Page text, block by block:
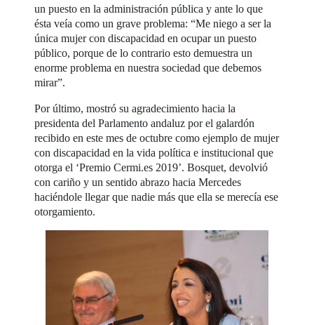
un puesto en la administración pública y ante lo que
ésta veía como un grave problema: “Me niego a ser la
única mujer con discapacidad en ocupar un puesto
público, porque de lo contrario esto demuestra un
enorme problema en nuestra sociedad que debemos
mirar”.
Por último, mostró su agradecimiento hacia la
presidenta del Parlamento andaluz por el galardón
recibido en este mes de octubre como ejemplo de mujer
con discapacidad en la vida política e institucional que
otorga el ‘Premio Cermi.es 2019’. Bosquet, devolvió
con cariño y un sentido abrazo hacia Mercedes
haciéndole llegar que nadie más que ella se merecía ese
otorgamiento.